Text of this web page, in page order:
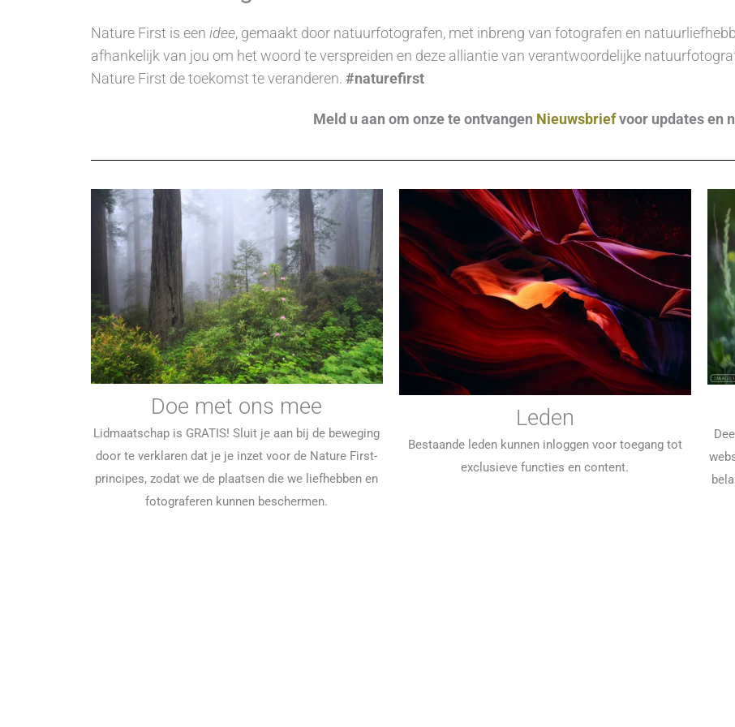
Nature First is een idee, gemaakt door natuurfotografen, met inbreng van fotografen en
afhankelijk van jou om het woord te verspreiden en deze alliantie van verantwoordelijke
Nature First de toekomst te veranderen. #naturefirst
Meld u aan om onze te ontvangen Nieuwsbriefvoor updates en
Doe met ons mee
Lidmaatschap is GRATIS! Sluit je aan bij de beweging
door te verklaren dat je je inzet voor de Nature First-
principes, zodat we de plaatsen die we liefhebben en
fotograferen kunnen beschermen.
Leden
Bestaande leden kunnen inloggen voor toegang tot
exclusieve functies en content.